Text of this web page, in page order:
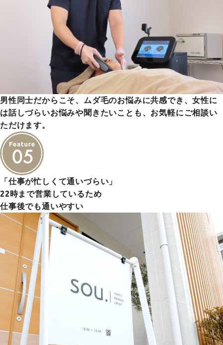
男性同士だからこそ、ムダ毛のお悩みに共感でき、女性に
は話しづらいお悩みや聞きたいことも、お気軽にご相談い
ただけます。
「仕事が忙しくて通いづらい」
22時まで営業しているため
仕事後でも通いやすい